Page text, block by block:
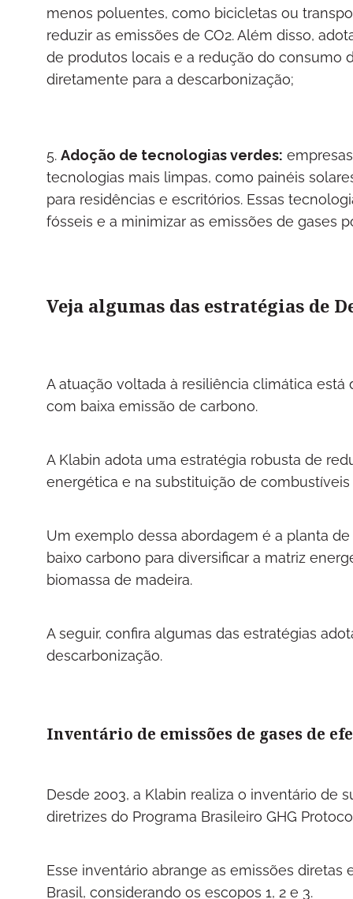
menos poluentes, como bicicletas ou
reduzir as emissões de CO2. Além disso,
de produtos locais e a redução do consumo
diretamente para a descarbonização;
5. Adoção de tecnologias verdes:
tecnologias mais limpas, como painéis
para residências e escritórios. Essas
fósseis e a minimizar as emissões de gases
Veja algumas das estratégias de
A atuação voltada à resiliência climática
com baixa emissão de carbono.
A Klabin adota uma estratégia robusta de
energética e na substituição de
Um exemplo dessa abordagem é a planta
baixo carbono para diversificar a matriz
biomassa de madeira.
A seguir, confira algumas das estratégias
descarbonização.
Inventário de emissões de gases de
Desde 2003, a Klabin realiza o inventário de
diretrizes do Programa Brasileiro GHG
Esse inventário abrange as emissões
Brasil, considerando os escopos 1, 2 e 3.